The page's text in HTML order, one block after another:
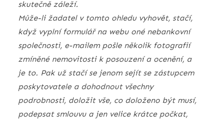
skutečně záleží.
Může-li žadatel v tomto ohledu vyhovět, stačí,
když vyplní formulář na webu oné nebankovní
společnosti, e-mailem pošle několik fotografií
zmíněné nemovitosti k posouzení a ocenění, a
je to. Pak už stačí se jenom sejít se zástupcem
poskytovatele a dohodnout všechny
podrobnosti, doložit vše, co doloženo být musí,
podepsat smlouvu a jen velice krátce počkat,